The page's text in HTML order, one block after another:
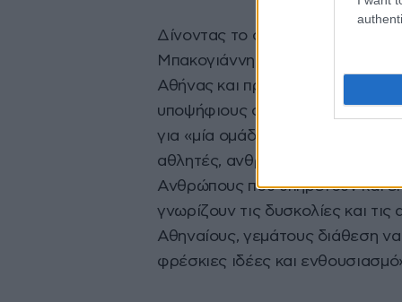
Δίνοντας το στίγμα της
Μπακογιάννης τόνισε ότι τα
Αθήνας και προέρχονται από τις
υποψήφιους στο
για «μία ομάδα με
αθλητές, ανθρώπους ενεργούς,
Ανθρώπους που υπηρετούν και
γνωρίζουν τις δυσκολίες και
Αθηναίους, γεμάτους διάθεση
φρέσκιες ιδέες και